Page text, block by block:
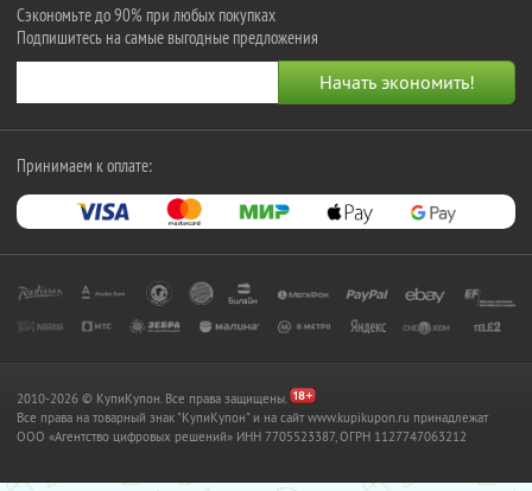
Сэкономьте до 90% при любых покупках
Подпишитесь на самые выгодные предложения
Принимаем к оплате:
2010-2026 © КупиКупон. Все права защищены.
Все права на товарный знак "КупиКупон" и на сайт www.kupikupon.ru принадлежат
OOO «Агентство цифровых решений» ИНН 7705523387, ОГРН 1127747063212